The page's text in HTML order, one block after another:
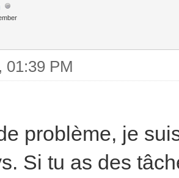
01:39 PM
problème, je
Si tu as des